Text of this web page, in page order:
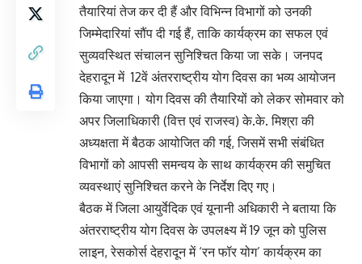
तैयारियां तेज कर दी हैं और विभिन्न विभागों को उनकी
जिम्मेदारियां सौंप दी गई हैं, ताकि कार्यक्रम का सफल एवं
सुव्यवस्थित संचालन सुनिश्चित किया जा सके। जनपद
देहरादून में 12वें अंतरराष्ट्रीय योग दिवस का भव्य आयोजन
किया जाएगा। योग दिवस की तैयारियों को लेकर सोमवार को
अपर जिलाधिकारी (वित्त एवं राजस्व) के.के. मिश्रा की
अध्यक्षता में बैठक आयोजित की गई, जिसमें सभी संबंधित
विभागों को आपसी समन्वय के साथ कार्यक्रम की समुचित
व्यवस्थाएं सुनिश्चित करने के निर्देश दिए गए।
बैठक में जिला आयुर्वेदिक एवं यूनानी अधिकारी ने बताया कि
अंतरराष्ट्रीय योग दिवस के उपलक्ष्य में 19 जून को पुलिस
लाइन, रेसकोर्स देहरादून में ‘रन फॉर योग’ कार्यक्रम का